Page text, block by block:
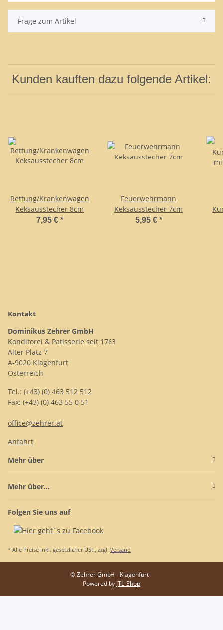
Frage zum Artikel
Kunden kauften dazu folgende Artikel:
Rettung/Krankenwagen
Keksausstecher 8cm
7,95 € *
Feuerwehrmann
Keksausstecher 7cm
5,95 € *
Kontakt
Dominikus Zehrer GmbH
Konditorei & Patisserie seit 1763
Alter Platz 7
A-9020 Klagenfurt
Österreich
Tel.: (+43) (0) 463 512 512
Fax: (+43) (0) 463 55 0 51
office@zehrer.at
Anfahrt
Mehr über
Mehr über...
Folgen Sie uns auf
* Alle Preise inkl. gesetzlicher USt., zzgl. Versand
© Zehrer GmbH - Klagenfurt
Powered by JTL-Shop